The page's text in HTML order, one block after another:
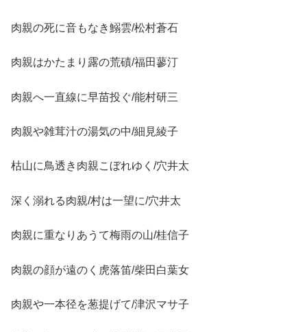
肉親の死に音もなき鰯雲/松村蒼石
肉親はかたまり露の荒磧/福田蓼汀
肉親へ一直線に早苗投ぐ/能村研三
肉親や雑茸汁の湯気の中/細見綾子
枯山に鳥透き肉親こぼれゆく/穴井太
深く溺れる肉親/村は一望に/穴井太
肉親に重なりあうて梅雨の山/桂信子
肉親の顔が遠のく虎落笛/柴田白葉女
肉親や一本径を葱提げて/津沢マサ子